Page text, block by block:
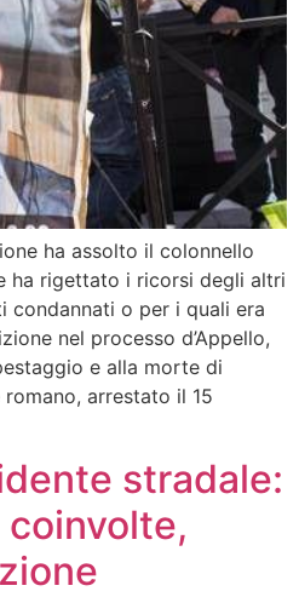
ha assolto il colonnello
ha rigettato i ricorsi degli altri
condannati o per i quali era
nel processo d’Appello,
e alla morte di
arrestato il 15
stradale: